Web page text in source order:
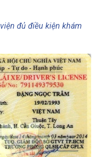
đủ điều kiện khám